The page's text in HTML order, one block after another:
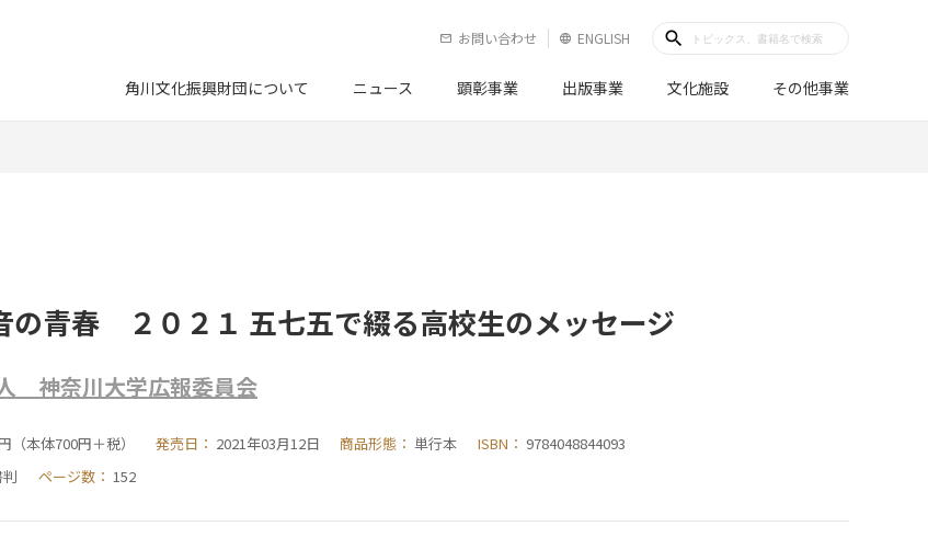
mail_outline お問い合わせ language ENGLISH search
角川文化振興財団について ニュース 顕彰事業 出版事業 文化施設 その他事業
の青春 ２０２１ 五七五で綴る高校生のメッセージ
神奈川大学広報委員会
（本体700円＋税） 発売日： 2021年03月12日 商品形態： 単行本 ISBN： 9784048844093
ページ数： 152